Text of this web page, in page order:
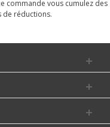
commande vous cumulez des
de réductions.